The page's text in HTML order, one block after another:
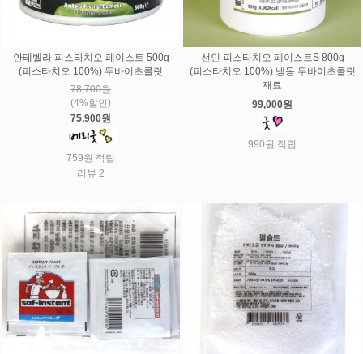
안테벨라 피스타치오 페이스트 500g
(피스타치오 100%) 두바이초콜릿
78,700원
(4%할인)
75,900원
759원 적립
리뷰 2
선인 피스타치오 페이스트S 800g
(피스타치오 100%) 냉동 두바이초콜릿
재료
99,000원
990원 적립